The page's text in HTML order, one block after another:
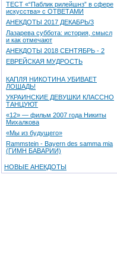
ТЕСТ «“Паблик рилейшнз” в сфере
искусства» с ОТВЕТАМИ
АНЕКДОТЫ 2017 ДЕКАБРЬ/3
Лазарева суббота: история, смысл
и как отмечают
АНЕКДОТЫ 2018 СЕНТЯБРЬ - 2
ЕВРЕЙСКАЯ МУДРОСТЬ
КАПЛЯ НИКОТИНА УБИВАЕТ
ЛОШАДЬ!
УКРАИНСКИЕ ДЕВУШКИ КЛАССНО
ТАНЦУЮТ
«12» — фильм 2007 года Никиты
Михалкова
«Мы из будущего»
Rammstein - Bayern des samma mia
(ГИМН БАВАРИИ)
НОВЫЕ АНЕКДОТЫ